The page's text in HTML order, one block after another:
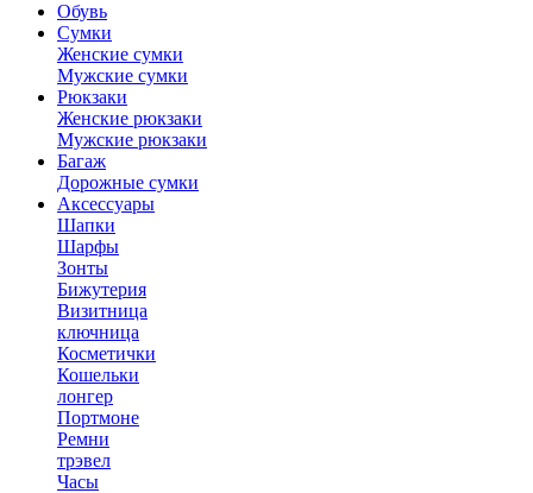
Обувь
Сумки
Женские сумки
Мужские сумки
Рюкзаки
Женские рюкзаки
Мужские рюкзаки
Багаж
Дорожные сумки
Аксессуары
Шапки
Шарфы
Зонты
Бижутерия
Визитница
ключница
Косметички
Кошельки
лонгер
Портмоне
Ремни
трэвел
Часы